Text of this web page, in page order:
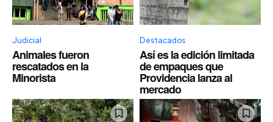
Judicial
Animales fueron
rescatados en la
Minorista
Destacados
Así es la edición limitada
de empaques que
Providencia lanza al
mercado